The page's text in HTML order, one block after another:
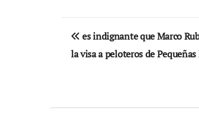
Navegación
de
es indignante que Marco
la visa a peloteros de Pequeñas